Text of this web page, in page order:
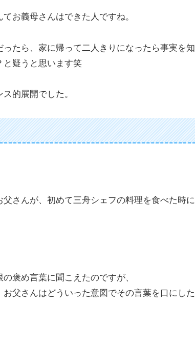
お義母さんはできた人ですね。
たら、家に帰って二人きりになったら事実を知
と疑うと思います笑
的展開でした。
父さんが、初めて三舟シェフの料理を食べた時に
褒め言葉に聞こえたのですが、
父さんはどういった意図でその言葉を口にした